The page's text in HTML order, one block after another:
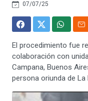
07/07/25
El procedimiento fue
colaboración con
Campana, Buenos
persona oriunda de